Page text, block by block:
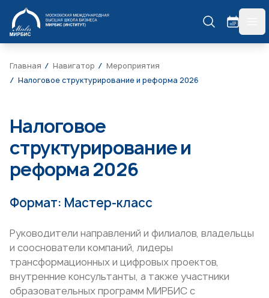
МИРБИС
Главная Навигатор
Мероприятия
Налоговое структурирование и реформа 2026
Налоговое
структурирование и
реформа 2026
Формат: Мастер-класс
Руководители направлений и филиалов, владельцы
и сооснователи компаний, лидеры
трансформационных и цифровых проектов,
внутренние консультанты, а также участники
образовательных программ МИРБИС с